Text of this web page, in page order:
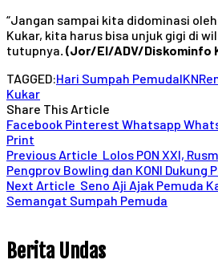
“Jangan sampai kita didominasi
Kukar, kita harus bisa unjuk gigi di
tutupnya. (Jor/El/ADV/Diskominfo
TAGGED:Hari Sumpah PemudaIKN
Kukar
Share This Article
Facebook Pinterest Whatsapp
Print
Previous Article Lolos PON XXI,
Pengprov Bowling dan KONI Dukung
Next Article Seno Aji Ajak Pemuda
Semangat Sumpah Pemuda
Berita Undas